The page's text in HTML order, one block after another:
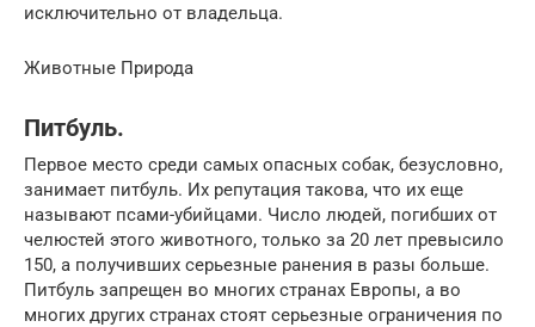
исключительно от владельца.
Животные Природа
Питбуль.
Первое место среди самых опасных собак, безусловно,
занимает питбуль. Их репутация такова, что их еще
называют псами-убийцами. Число людей, погибших от
челюстей этого животного, только за 20 лет превысило
150, а получивших серьезные ранения в разы больше.
Питбуль запрещен во многих странах Европы, а во
многих других странах стоят серьезные ограничения по